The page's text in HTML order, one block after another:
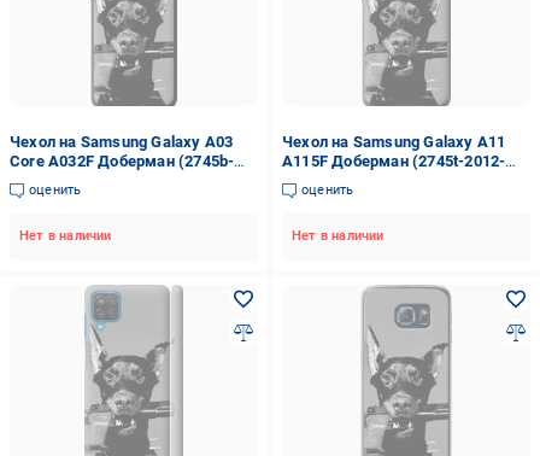
Чехол на Samsung Galaxy A03
Core A032F Доберман (2745b-
2539-42517)
оценить
Нет в наличии
Чехол на Samsung Galaxy A11
A115F Доберман (2745t-2012-
42517)
оценить
Нет в наличии